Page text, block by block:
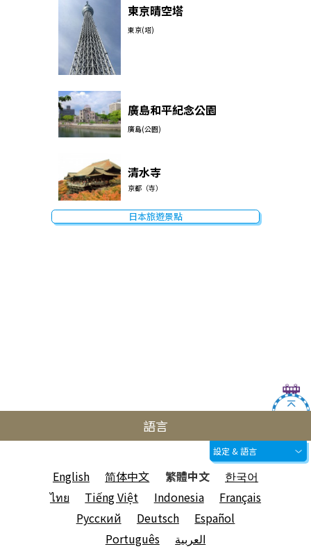
東京晴空塔
東京(塔)
廣島和平紀念公園
廣島(公園)
清水寺
京都（寺）
日本旅遊景點
語言
設定 & 語言
English 简体中文 繁體中文
한국어
ไทย
Tiếng Việt Indonesia
Français
Русский
Deutsch
Español
Português
العربية